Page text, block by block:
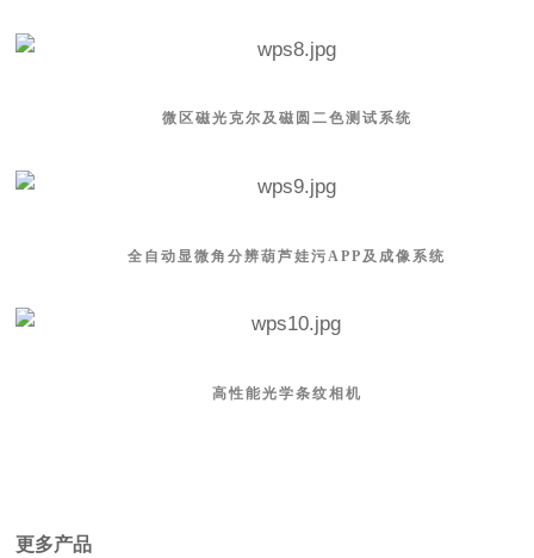
微区磁光克尔及磁圆二色测试系统
全自动显微角分辨葫芦娃污APP及成像系统
高性能光学条纹相机
更多产品